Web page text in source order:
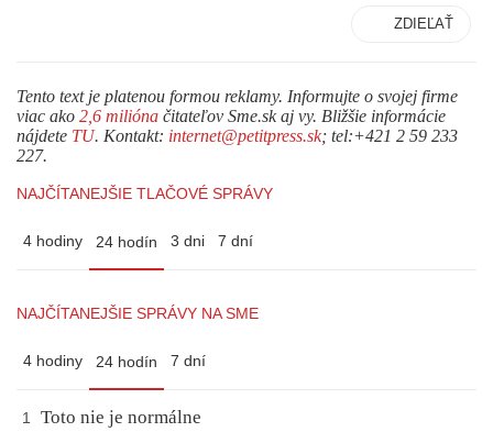
ZDIEĽAŤ
Tento text je platenou formou reklamy. Informujte o svojej firme
viac ako 2,6 milióna čitateľov Sme.sk aj vy. Bližšie informácie
nájdete TU. Kontakt: internet@petitpress.sk; tel:+421 2 59 233
227.
NAJČÍTANEJŠIE TLAČOVÉ SPRÁVY
4 hodiny 24 hodín 3 dni 7 dní
NAJČÍTANEJŠIE SPRÁVY NA SME
4 hodiny 24 hodín 7 dní
1 Toto nie je normálne